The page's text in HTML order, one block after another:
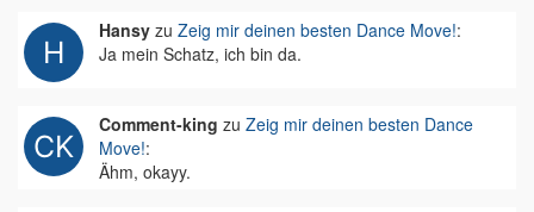
Hansy zu Zeig mir deinen besten Dance Move!:
Ja mein Schatz, ich bin da.
Comment-king zu Zeig mir deinen besten Dance
Move!:
Ähm, okayy.